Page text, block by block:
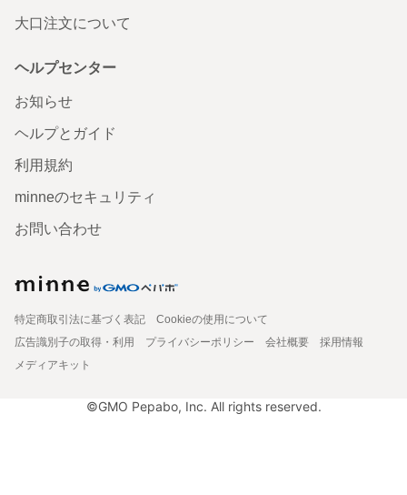
大口注文について
ヘルプセンター
お知らせ
ヘルプとガイド
利用規約
minneのセキュリティ
お問い合わせ
特定商取引法に基づく表記
Cookieの使用について
広告識別子の取得・利用
プライバシーポリシー 会社概要
採用情報
メディアキット
©GMO Pepabo, Inc. All rights reserved.